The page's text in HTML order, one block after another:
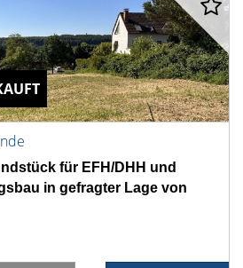
für EFH/DHH und
in gefragter Lage von